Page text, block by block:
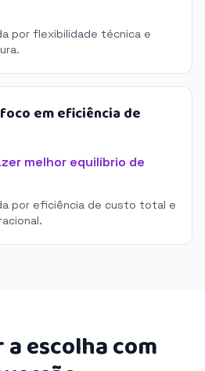
por flexibilidade técnica e
em eficiência de
melhor equilíbrio de
por eficiência de custo total e
escolha com